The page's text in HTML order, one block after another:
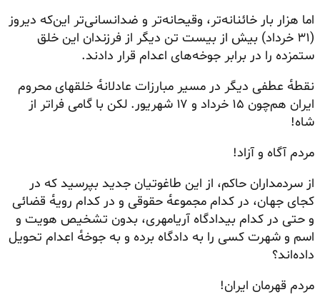
اما هزار بار خائنانه‌تر، وقیحانه‌تر و ضدانسانی‌تر این‌که دیروز
(۳۱ خرداد) بیش از بیست تن دیگر از فرزندان این خلق
ستمزده را در برابر جوخه‌های اعدام قرار دادند.
نقطه‌ٔ عطفی دیگر در مسیر مبارزات عادلانه‌ٔ خلقهای محروم
ایران هم‌چون ۱۵ خرداد و ۱۷ شهریور. لکن با گامی فراتر از
شاه!
مردم آگاه و آزاد!
از سردمداران حاکم، از این طاغوتیان جدید بپرسید که در
کجای جهان، در کدام مجموعه‌ٔ حقوقی و در کدام رویه‌ٔ قضائی
و حتی در کدام بیدادگاه آریامهری، بدون تشخیص هویت و
اسم و شهرت کسی را به دادگاه برده و به جوخه‌ٔ اعدام تحویل
داده‌اند؟
مردم قهرمان ایران!